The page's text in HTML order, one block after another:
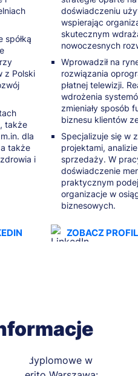
spółką
z Polski
także
dla
a także
i
doświadczeniu
wspierając
skutecznym
nowoczesnych
Wprowadził na
rozwiązania
płatnej telewizji.
wdrożenia
zmieniały sposób
biznesu klientów
Specjalizuje się w
projektami,
sprzedaży. W
doświadczenie
praktycznym
organizacje w
biznesowych.
ZOBACZ